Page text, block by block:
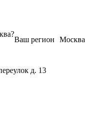
Москва
Ваш регион
?
д. 13